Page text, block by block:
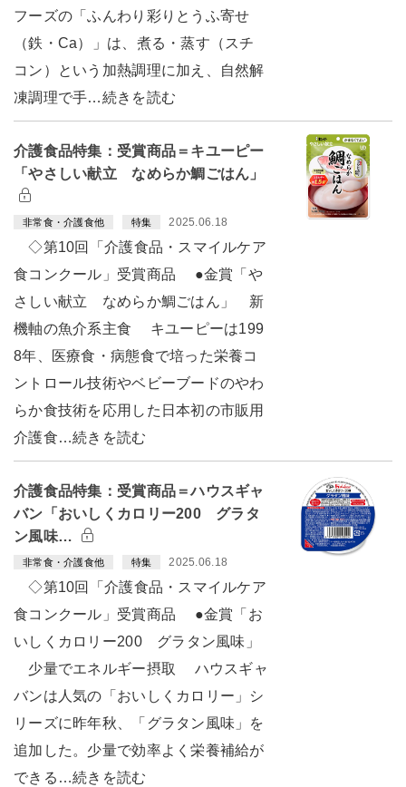
フーズの「ふんわり彩りとうふ寄せ
（鉄・Ca）」は、煮る・蒸す（スチ
コン）という加熱調理に加え、自然解
凍調理で手…続きを読む
介護食品特集：受賞商品＝キユーピー
「やさしい献立 なめらか鯛ごはん」
非常食・介護食他 特集 2025.06.18
◇第10回「介護食品・スマイルケア
食コンクール」受賞商品 ●金賞「や
さしい献立 なめらか鯛ごはん」 新
機軸の魚介系主食 キユーピーは199
8年、医療食・病態食で培った栄養コ
ントロール技術やベビーブードのやわ
らか食技術を応用した日本初の市販用
介護食…続きを読む
介護食品特集：受賞商品＝ハウスギャ
バン「おいしくカロリー200 グラタ
ン風味…
非常食・介護食他 特集 2025.06.18
◇第10回「介護食品・スマイルケア
食コンクール」受賞商品 ●金賞「お
いしくカロリー200 グラタン風味」
少量でエネルギー摂取 ハウスギャ
バンは人気の「おいしくカロリー」シ
リーズに昨年秋、「グラタン風味」を
追加した。少量で効率よく栄養補給が
できる…続きを読む